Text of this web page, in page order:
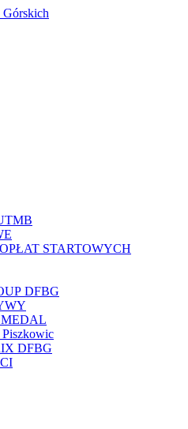
STARTOWYCH
DFBG
MEDAL
DFBG